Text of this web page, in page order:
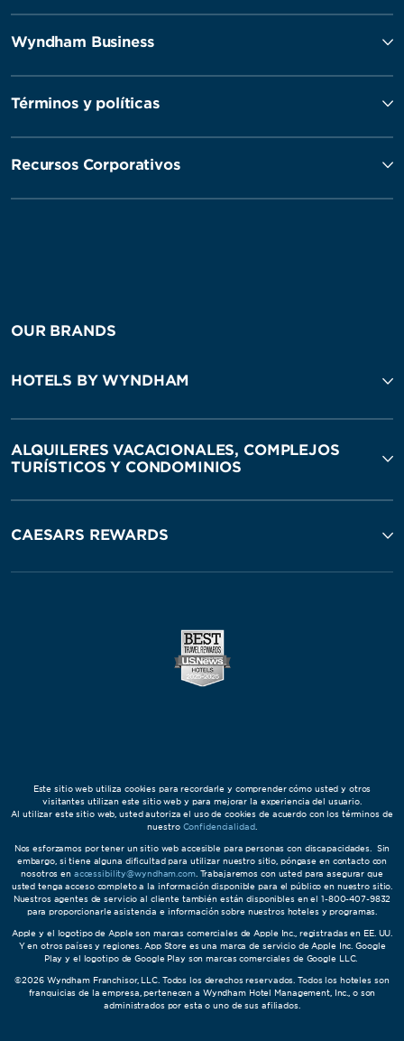
Wyndham Business
Términos y políticas
Recursos Corporativos
OUR BRANDS
HOTELS BY WYNDHAM
ALQUILERES VACACIONALES, COMPLEJOS
TURÍSTICOS Y CONDOMINIOS
CAESARS REWARDS
Este sitio web utiliza cookies para recordarle y comprender cómo usted y otros
visitantes utilizan este sitio web y para mejorar la experiencia del usuario.
Al utilizar este sitio web, usted autoriza el uso de cookies de acuerdo con los términos de
nuestro Confidencialidad.
Nos esforzamos por tener un sitio web accesible para personas con discapacidades. Sin
embargo, si tiene alguna dificultad para utilizar nuestro sitio, póngase en contacto con
nosotros en accessibility@wyndham.com. Trabajaremos con usted para asegurar que
usted tenga acceso completo a la información disponible para el público en nuestro sitio.
Nuestros agentes de servicio al cliente también están disponibles en el 1-800-407-9832
para proporcionarle asistencia e información sobre nuestros hoteles y programas.
Apple y el logotipo de Apple son marcas comerciales de Apple Inc., registradas en EE. UU.
Y en otros países y regiones. App Store es una marca de servicio de Apple Inc. Google
Play y el logotipo de Google Play son marcas comerciales de Google LLC.
©2026 Wyndham Franchisor, LLC. Todos los derechos reservados. Todos los hoteles son
franquicias de la empresa, pertenecen a Wyndham Hotel Management, Inc., o son
administrados por esta o uno de sus afiliados.